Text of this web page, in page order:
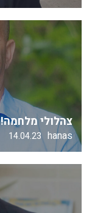
צהלולי מלחמה!
hanas
14.04.23